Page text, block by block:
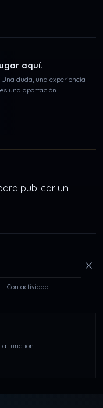
aquí.
duda, una experiencia
una aportación.
publicar un
Con actividad
a function